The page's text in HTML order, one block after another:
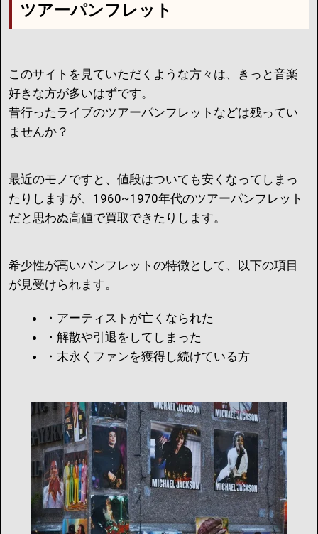
ツアーパンフレット
このサイトを見ていただくような方々は、きっと音楽
好きな方が多いはずです。
昔行ったライブのツアーパンフレットなどは残ってい
ませんか？
最近のモノですと、値段はついても安くなってしまっ
たりしますが、1960~1970年代のツアーパンフレット
だと思わぬ高値で買取できたりします。
希少性が高いパンフレットの特徴として、以下の項目
が見受けられます。
・アーティストが亡くなられた
・解散や引退をしてしまった
・末永くファンを獲得し続けている方